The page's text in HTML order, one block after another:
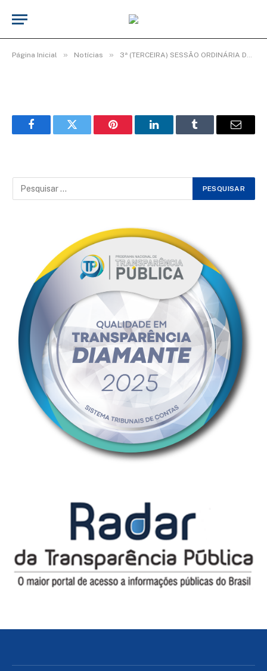
Página Inicial » Notícias » 3ª (TERCEIRA) SESSÃO ORDINÁRIA DO 3º PERÍODO LEGISLATIVO DA 20ª LEGISLATURA.
08.49.05 (1)
FacebookTwitter Pinterest LinkedInTumblr Email